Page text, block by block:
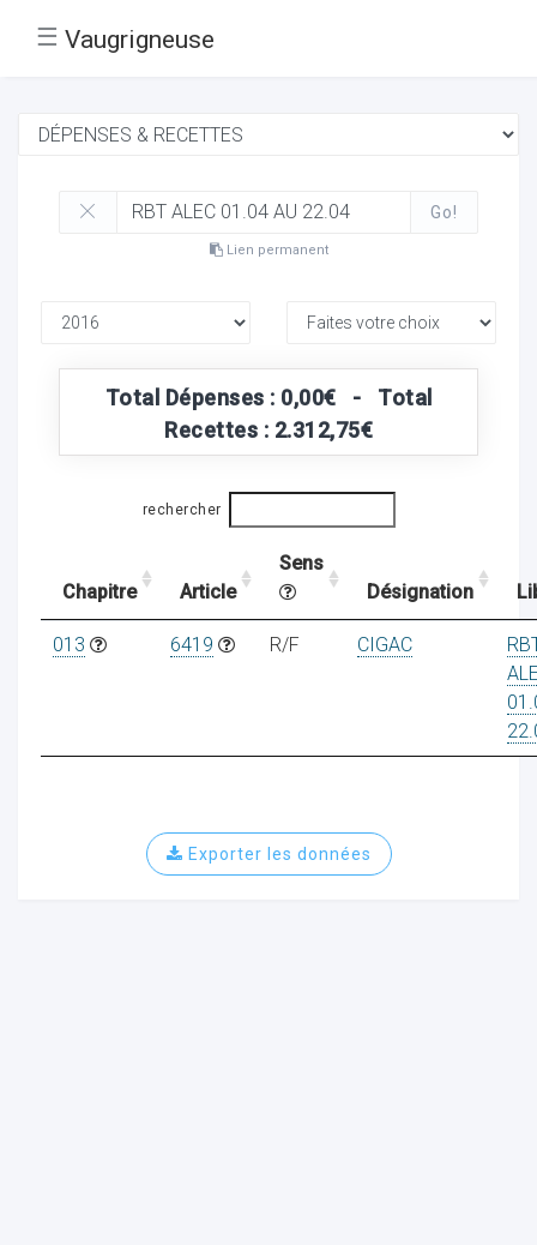
☰ Vaugrigneuse
Go!
Lien permanent
Total Dépenses : 0,00€ - Total
Recettes : 2.312,75€
rechercher
Chapitre Article
Sens
Désignation
013 6419 R/F CIGAC
Exporter les données